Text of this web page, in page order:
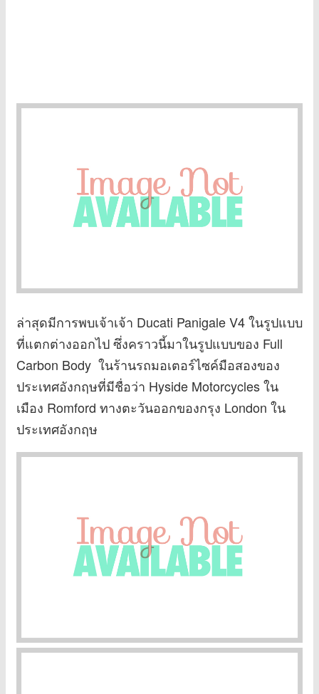
ล่าสุดมีการพบเจ้าเจ้า Ducati Panigale V4 ในรูปแบบ
ที่แตกต่างออกไป ซึ่งคราวนี้มาในรูปแบบของ Full
Carbon Body ในร้านรถมอเตอร์ไซค์มือสองของ
ประเทศอังกฤษที่มีชื่อว่า Hyside Motorcycles ใน
เมือง Romford ทางตะวันออกของกรุง London ใน
ประเทศอังกฤษ